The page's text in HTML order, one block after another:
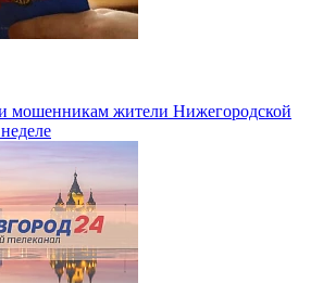
мошенникам жители Нижегородской